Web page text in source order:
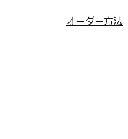
オーダー方法